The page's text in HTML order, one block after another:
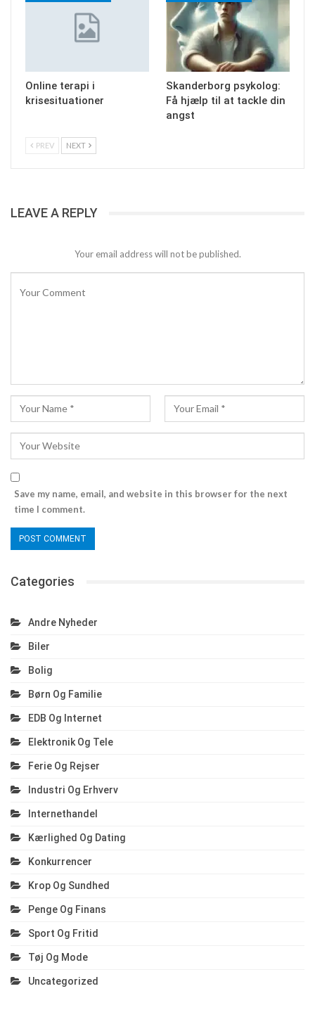
Online terapi i
krisesituationer
Skanderborg psykolog:
Få hjælp til at tackle din
angst
PREV NEXT
LEAVE A REPLY
Your email address will not be published.
Save my name, email, and website in this browser for the next
time I comment.
Categories
Andre Nyheder
Biler
Bolig
Børn Og Familie
EDB Og Internet
Elektronik Og Tele
Ferie Og Rejser
Industri Og Erhverv
Internethandel
Kærlighed Og Dating
Konkurrencer
Krop Og Sundhed
Penge Og Finans
Sport Og Fritid
Tøj Og Mode
Uncategorized